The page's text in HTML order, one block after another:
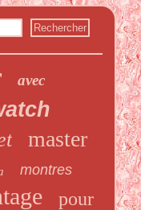
avec
master
montres
pour